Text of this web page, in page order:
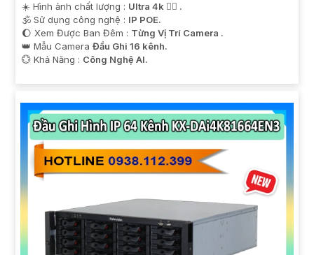
☀️ Hình ảnh chất lượng : Ultra 4k 👍🏾 .
🕉️ Sử dụng công nghệ : IP POE.
🌔 Xem Được Ban Đêm : Từng Vị Trí Camera .
👑 Mẫu Camera Đầu Ghi 16 kênh.
️💮 Khả Năng : Công Nghệ AI.